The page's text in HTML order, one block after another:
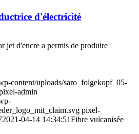
d'électricité
jet d'encre a permis de produire
content/uploads/saro_folgekopf_05-
admin
pixel-
2021-04-14 14:34:51Fibre vulcanisée